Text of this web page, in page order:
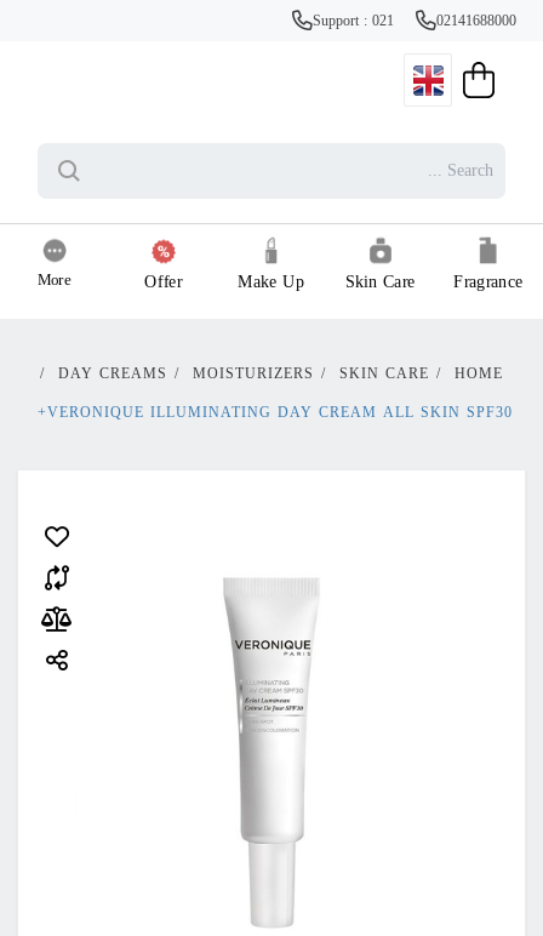
Support : 021 02141688000
Fragrance
Skin Care
Make Up
Offer
More
HOME
/
SKIN CARE
/
MOISTURIZERS
/
DAY CREAMS
/
VERONIQUE ILLUMINATING DAY CREAM ALL SKIN SPF30+